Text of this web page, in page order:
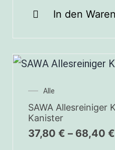
In den
Alle
SAWA Allesreiniger
Kanister
37,80 € – 68,40 €